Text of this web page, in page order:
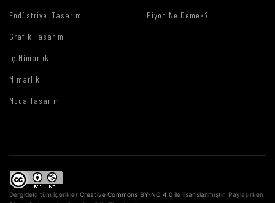
Endüstriyel Tasarım
Grafik Tasarım
İç Mimarlık
Mimarlık
Moda Tasarım
Piyon Ne Demek?
Dergideki tüm içerikler Creative Commons BY-NC 4.0 ile lisanslanmıştır. Paylaşırken